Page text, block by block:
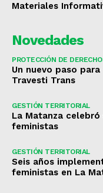
Materiales
Novedades
PROTECCIÓN DE
Un nuevo paso
Travesti Trans
GESTIÓN TERRITORIAL
La Matanza
feministas
GESTIÓN TERRITORIAL
Seis años
feministas en La